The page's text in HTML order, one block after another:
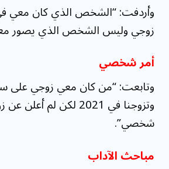
وأردفت: “الشخص الذي كان معي
زوجي وليس الشخص الذي يصور
أمر شخصي
وتابعت: “من كان معي زوجي على
وتزوجنا في 2021 لكن لم
شخصي”.
مباحث الآداب